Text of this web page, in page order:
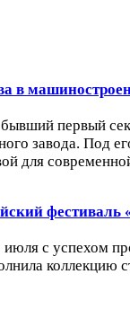
в
первый
завода. Под
для
с успехом
коллекцию